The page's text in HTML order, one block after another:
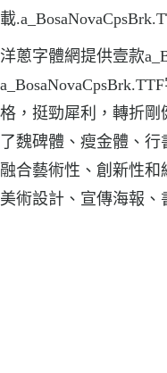
載
洋蔥字體網提供壹款
格，挺勁犀利，轉折
了魏碑體、瘦金體、
融合藝術性、創新性
美術設計、宣傳海報、